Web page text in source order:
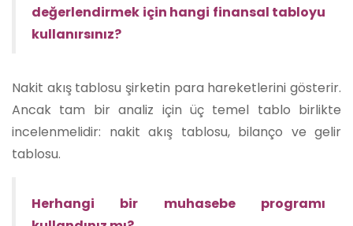
değerlendirmek için hangi finansal tabloyu
kullanırsınız?
Nakit akış tablosu şirketin para hareketlerini gösterir.
Ancak tam bir analiz için üç temel tablo birlikte
incelenmelidir: nakit akış tablosu, bilanço ve gelir
tablosu.
Herhangi bir muhasebe programı